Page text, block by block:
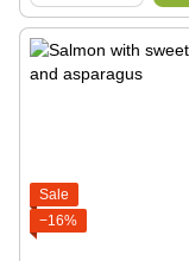
Sale
−16%